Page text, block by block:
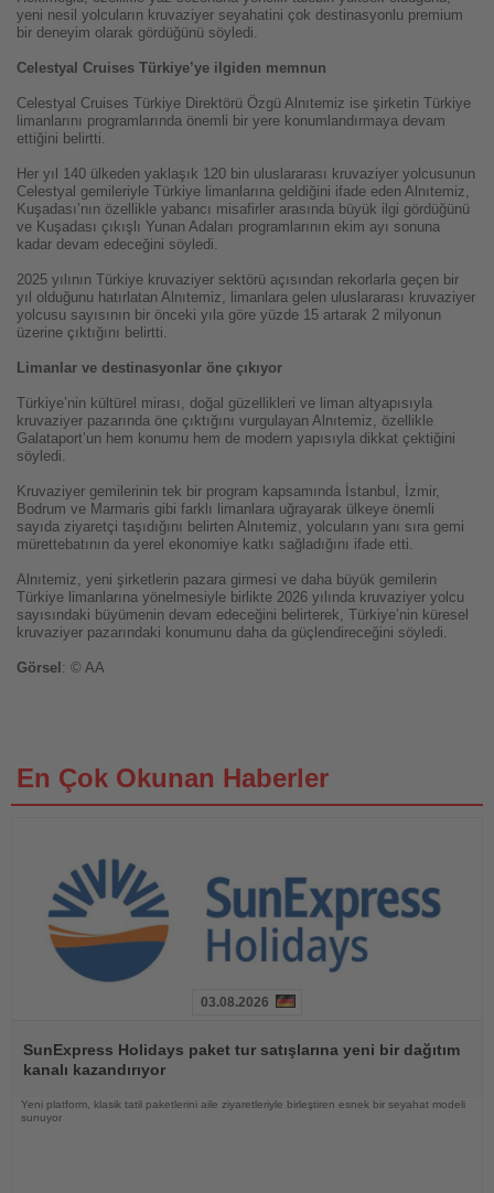
yeni nesil yolcuların kruvaziyer seyahatini çok destinasyonlu premium
bir deneyim olarak gördüğünü söyledi.
Celestyal Cruises Türkiye’ye ilgiden memnun
Celestyal Cruises Türkiye Direktörü Özgü Alnıtemiz ise şirketin Türkiye
limanlarını programlarında önemli bir yere konumlandırmaya devam
ettiğini belirtti.
Her yıl 140 ülkeden yaklaşık 120 bin uluslararası kruvaziyer yolcusunun
Celestyal gemileriyle Türkiye limanlarına geldiğini ifade eden Alnıtemiz,
Kuşadası’nın özellikle yabancı misafirler arasında büyük ilgi gördüğünü
ve Kuşadası çıkışlı Yunan Adaları programlarının ekim ayı sonuna
kadar devam edeceğini söyledi.
2025 yılının Türkiye kruvaziyer sektörü açısından rekorlarla geçen bir
yıl olduğunu hatırlatan Alnıtemiz, limanlara gelen uluslararası kruvaziyer
yolcusu sayısının bir önceki yıla göre yüzde 15 artarak 2 milyonun
üzerine çıktığını belirtti.
Limanlar ve destinasyonlar öne çıkıyor
Türkiye’nin kültürel mirası, doğal güzellikleri ve liman altyapısıyla
kruvaziyer pazarında öne çıktığını vurgulayan Alnıtemiz, özellikle
Galataport’un hem konumu hem de modern yapısıyla dikkat çektiğini
söyledi.
Kruvaziyer gemilerinin tek bir program kapsamında İstanbul, İzmir,
Bodrum ve Marmaris gibi farklı limanlara uğrayarak ülkeye önemli
sayıda ziyaretçi taşıdığını belirten Alnıtemiz, yolcuların yanı sıra gemi
mürettebatının da yerel ekonomiye katkı sağladığını ifade etti.
Alnıtemiz, yeni şirketlerin pazara girmesi ve daha büyük gemilerin
Türkiye limanlarına yönelmesiyle birlikte 2026 yılında kruvaziyer yolcu
sayısındaki büyümenin devam edeceğini belirterek, Türkiye’nin küresel
kruvaziyer pazarındaki konumunu daha da güçlendireceğini söyledi.
Görsel : © AA
En Çok Okunan Haberler
Oku
03.08.2026
SunExpress Holidays paket tur satışlarına yeni bir dağıtım
kanalı kazandırıyor
Yeni platform, klasik tatil paketlerini aile ziyaretleriyle birleştiren esnek bir seyahat modeli
sunuyor